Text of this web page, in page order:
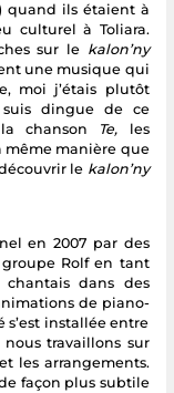
quand ils étaient à
culturel à Toliara.
sur le kalon’ny
une musique qui
moi j’étais plutôt
suis dingue de ce
chanson
Te, les
même manière que
le kalon’ny
en 2007 par des
groupe Rolf en tant
dans des
de piano-
s’est installée entre
travaillons sur
les arrangements.
façon plus subtile